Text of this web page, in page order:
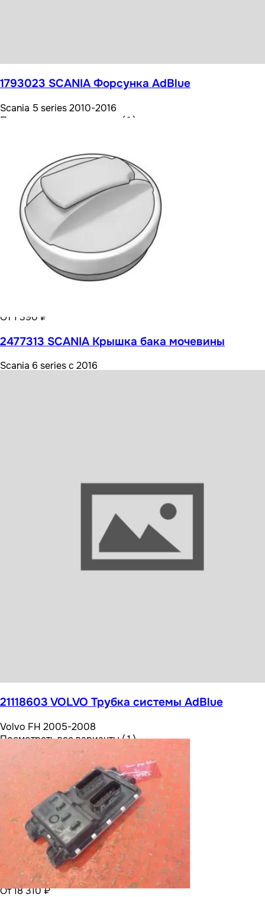
1793023 SCANIA Форсунка AdBlue
Scania 5 series 2010-2016
Посмотреть все варианты ( 1 )
От 1 390 ₽
2477313 SCANIA Крышка бака мочевины
Scania 6 series с 2016
21118603 VOLVO Трубка системы AdBlue
Volvo FH 2005-2008
Посмотреть все варианты ( 1 )
От 18 310 ₽